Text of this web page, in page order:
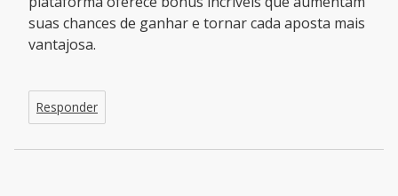
suas chances de ganhar e tornar cada aposta mais
vantajosa.
Responder